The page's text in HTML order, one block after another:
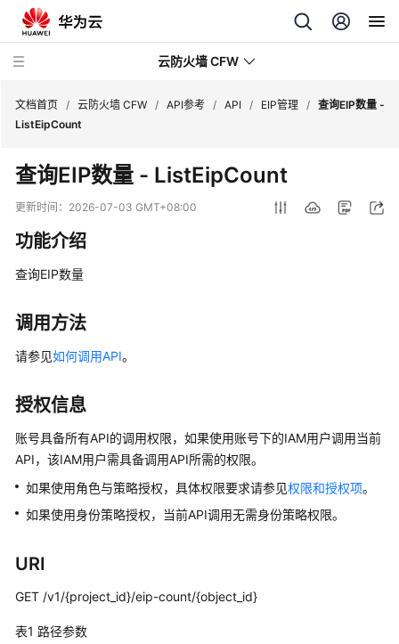
云防火墙 CFW
最
新
动
品
绍
计
说
快
速
入
门
用
指
文档首页 / 云防火墙 CFW / API参考 / API / EIP管理 / 查询EIP数量 -
ListEipCount
查询EIP数量 - ListEipCount
更新时间： 2026-07-03 GMT+08:00
功能介绍
查询EIP数量
调用方法
请参见如何调用API。
授权信息
账号具备所有API的调用权限，如果使用账号下的IAM用户调用当前
API，该IAM用户需具备调用API所需的权限。
如果使用角色与策略授权，具体权限要求请参见权限和授权项。
如果使用身份策略授权，当前API调用无需身份策略权限。
URI
GET /v1/{project_id}/eip-count/{object_id}
表1 路径参数